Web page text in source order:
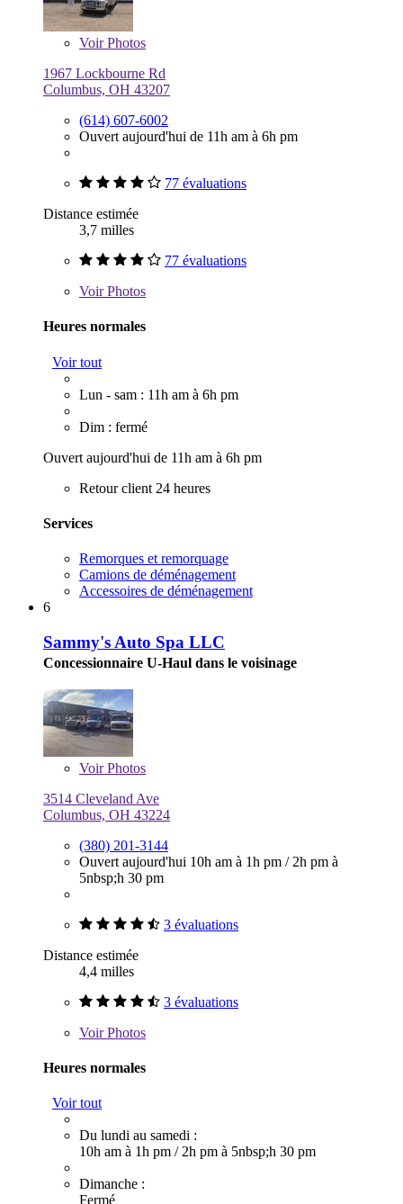
VoirPhotos
1967 Lockbourne Rd
Columbus, OH 43207
(614) 607-6002
Ouvert aujourd'hui de 11h am à 6h pm
77 évaluations
Distance estimée
3,7 milles
77 évaluations
VoirPhotos
Heures normales
Voir tout
Lun - sam : 11h am à 6h pm
Dim : fermé
Ouvert aujourd'hui de 11h am à 6h pm
Retour client 24 heures
Services
Remorques et remorquage
Camions de déménagement
Accessoires de déménagement
6
Sammy's Auto Spa LLC
Concessionnaire U-Haul dans le voisinage
VoirPhotos
3514 Cleveland Ave
Columbus, OH 43224
(380) 201-3144
Ouvert aujourd'hui 10h am à 1h pm / 2h pm à
5nbsp;h 30 pm
3 évaluations
Distance estimée
4,4 milles
3 évaluations
VoirPhotos
Heures normales
Voir tout
Du lundi au samedi :
10h am à 1h pm / 2h pm à 5nbsp;h 30 pm
Dimanche :
Fermé